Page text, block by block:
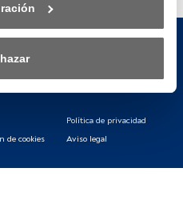
Tus opciones tendrán
de privacidad.
del dispositivo para su
en un dispositivo
Política de privacidad
de cookies Aviso legal